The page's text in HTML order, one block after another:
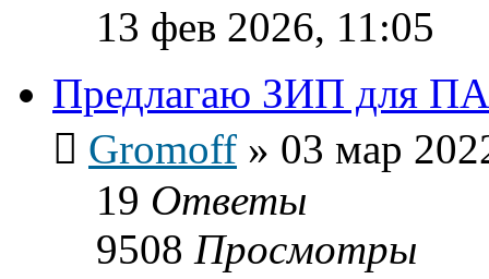
13 фев 2026, 11:05
Предлагаю ЗИП для
Gromoff » 03 мар
19 Ответы
9508 Просмотры